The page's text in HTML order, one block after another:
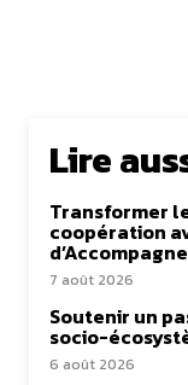
Lire
Transformer
coopération
7 août 2026
Soutenir un
socio-
6 août 2026